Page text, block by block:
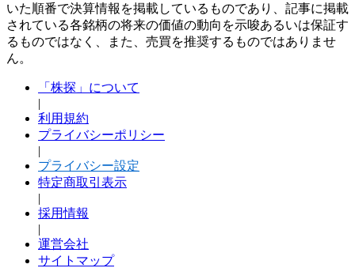
いた順番で決算情報を掲載しているものであり、記事に掲載
されている各銘柄の将来の価値の動向を示唆あるいは保証す
るものではなく、また、売買を推奨するものではありませ
ん。
「株探」について
|
利用規約
プライバシーポリシー
|
プライバシー設定
特定商取引表示
|
採用情報
|
運営会社
サイトマップ